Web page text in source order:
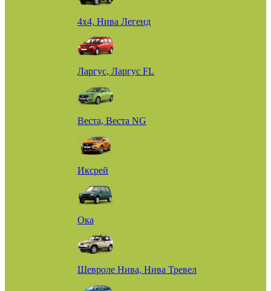
4х4, Нива Легенд
Ларгус, Ларгус FL
Веста, Веста NG
Иксрей
Ока
Шевроле Нива, Нива Тревел